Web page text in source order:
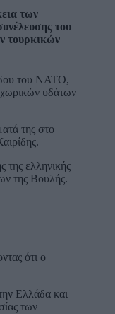
των
του
τουρκικών
του ΝΑΤΟ,
υδάτων
της στο
της ελληνικής
της Βουλής.
ότι ο
Ελλάδα και
των